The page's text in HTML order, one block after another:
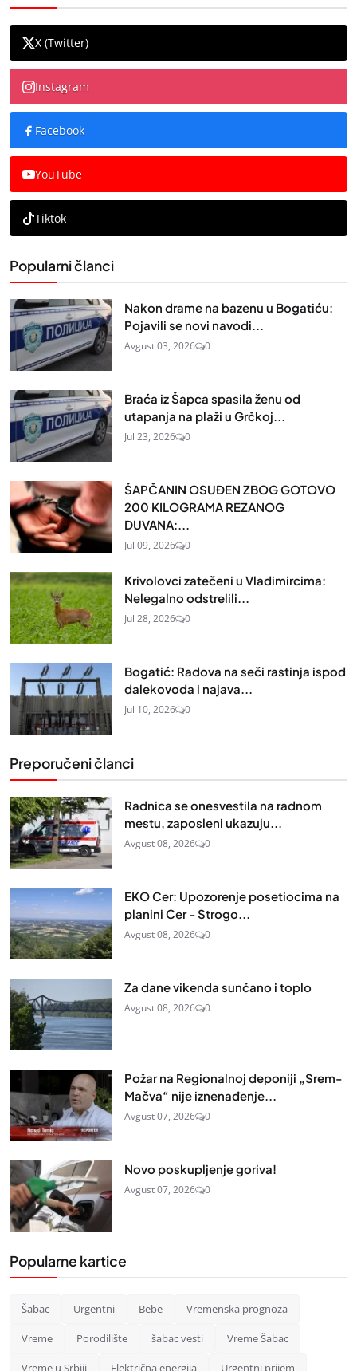
X (Twitter)
Instagram
Facebook
YouTube
Tiktok
Popularni članci
Nakon drame na bazenu u Bogatiću:
Pojavili se novi navodi...
Avgust 03, 2026 0
Braća iz Šapca spasila ženu od
utapanja na plaži u Grčkoj...
Jul 23, 2026 0
ŠAPČANIN OSUĐEN ZBOG GOTOVO
200 KILOGRAMA REZANOG
DUVANA:...
Jul 09, 2026 0
Krivolovci zatečeni u Vladimircima:
Nelegalno odstrelili...
Jul 28, 2026 0
Bogatić: Radova na seči rastinja ispod
dalekovoda i najava...
Jul 10, 2026 0
Preporučeni članci
Radnica se onesvestila na radnom
mestu, zaposleni ukazuju...
Avgust 08, 2026 0
EKO Cer: Upozorenje posetiocima na
planini Cer - Strogo...
Avgust 08, 2026 0
Za dane vikenda sunčano i toplo
Avgust 08, 2026 0
Požar na Regionalnoj deponiji „Srem-
Mačva“ nije iznenađenje...
Avgust 07, 2026 0
Novo poskupljenje goriva!
Avgust 07, 2026 0
Popularne kartice
Šabac Urgentni Bebe Vremenska prognoza
Vreme Porodilište šabac vesti Vreme Šabac
Vreme u Srbiji Električna energija Urgentni prijem